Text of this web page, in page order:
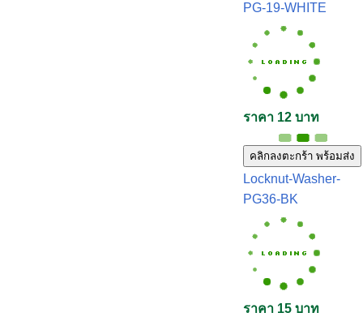
PG-19-WHITE
ราคา 12 บาท
คลิกลงตะกร้า พร้อมส่ง
Locknut-Washer-
PG36-BK
ราคา 15 บาท